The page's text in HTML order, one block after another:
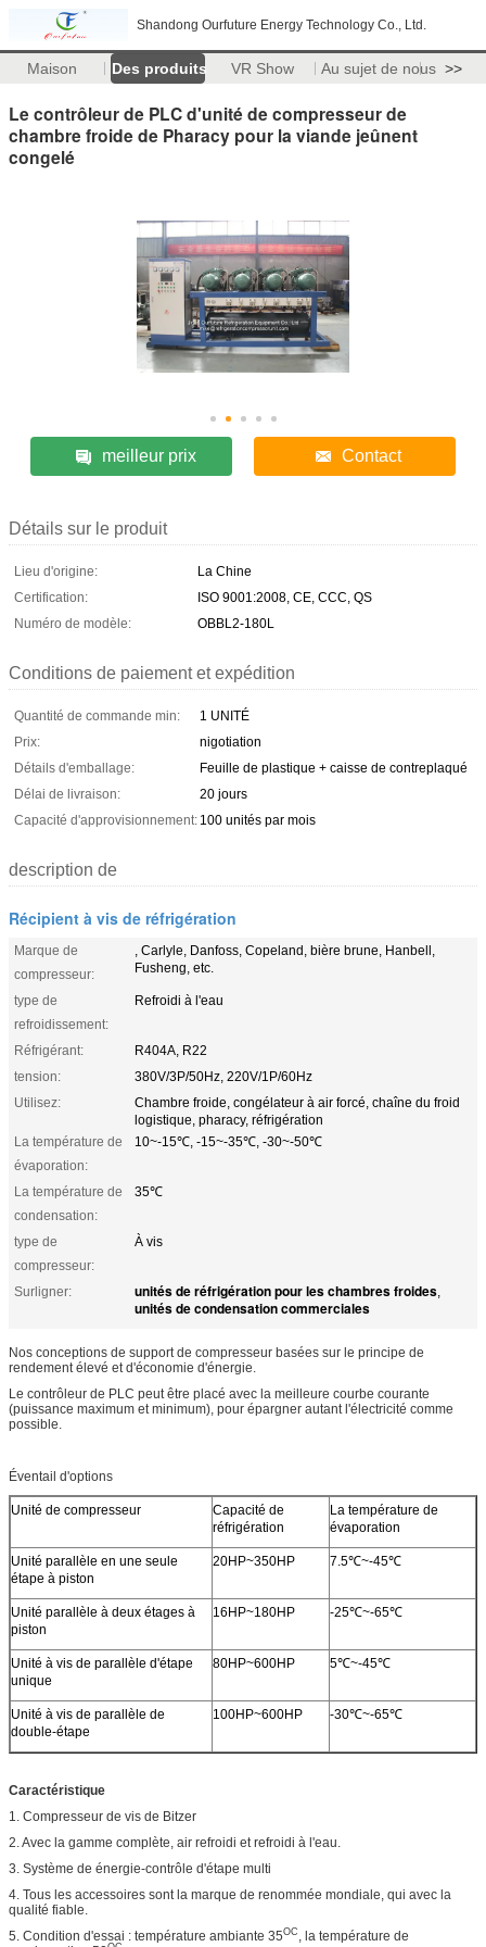
Shandong Ourfuture Energy Technology Co., Ltd.
Maison Des produits VR Show Au sujet de nous >>
Le contrôleur de PLC d'unité de compresseur de
chambre froide de Pharacy pour la viande jeûnent
congelé
meilleur prix Contact
Détails sur le produit
Lieu d'origine:
La Chine
Certification:
ISO 9001:2008, CE, CCC, QS
Numéro de modèle:
OBBL2-180L
Conditions de paiement et expédition
Quantité de commande min:
1 UNITÉ
Prix:
nigotiation
Détails d'emballage:
Feuille de plastique + caisse de contreplaqué
Délai de livraison:
20 jours
Capacité d'approvisionnement: 100 unités par mois
description de
Récipient à vis de réfrigération
Marque de
compresseur:
, Carlyle, Danfoss, Copeland, bière brune, Hanbell,
Fusheng, etc.
type de
refroidissement:
Refroidi à l'eau
Réfrigérant:
R404A, R22
tension:
380V/3P/50Hz, 220V/1P/60Hz
Utilisez:
Chambre froide, congélateur à air forcé, chaîne du froid
logistique, pharacy, réfrigération
La température de
évaporation:
10~-15℃, -15~-35℃, -30~-50℃
La température de
condensation:
35℃
type de
compresseur:
À vis
Surligner: unités de réfrigération pour les chambres froides,
unités de condensation commerciales
Nos conceptions de support de compresseur basées sur le principe de
rendement élevé et d'économie d'énergie.
Le contrôleur de PLC peut être placé avec la meilleure courbe courante
(puissance maximum et minimum), pour épargner autant l'électricité comme
possible.
Éventail d'options
Unité de compresseur
Capacité de
réfrigération
La température de
évaporation
Unité parallèle en une seule
étape à piston
20HP~350HP 7.5℃~-45℃
Unité parallèle à deux étages à
piston
16HP~180HP -25℃~-65℃
Unité à vis de parallèle d'étape
unique
80HP~600HP 5℃~-45℃
Unité à vis de parallèle de
double-étape
100HP~600HP -30℃~-65℃
Caractéristique
1. Compresseur de vis de Bitzer
2. Avec la gamme complète, air refroidi et refroidi à l'eau.
3. Système de énergie-contrôle d'étape multi
4. Tous les accessoires sont la marque de renommée mondiale, qui avec la
qualité fiable.
5. Condition d'essai : température ambiante 35OC , la température de